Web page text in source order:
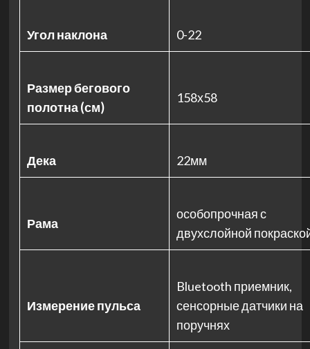
Угол наклона 0-22
Размер бегового
полотна (см)
158х58
Дека 22мм
Рама
особопрочная с
двухслойной
Измерение пульса
Bluetooth приемник,
сенсорные датчики на
поручнях